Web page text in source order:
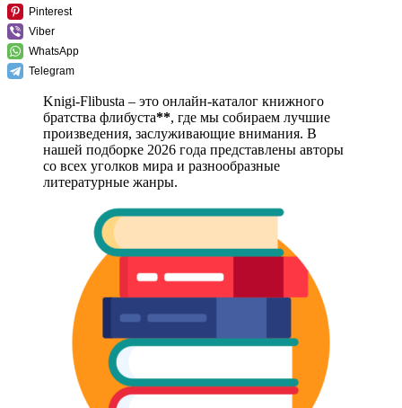
Pinterest
Viber
WhatsApp
Telegram
Knigi-Flibusta – это онлайн-каталог книжного
братства флибуста**, где мы собираем лучшие
произведения, заслуживающие внимания. В
нашей подборке 2026 года представлены авторы
со всех уголков мира и разнообразные
литературные жанры.